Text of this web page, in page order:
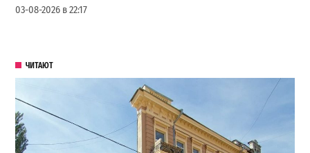
03-08-2026 в 22:17
ЧИТАЮТ